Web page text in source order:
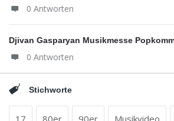
0 Antworten
Djivan Gasparyan Musikmesse
0 Antworten
Stichworte
17 80er 90er Musikvideo